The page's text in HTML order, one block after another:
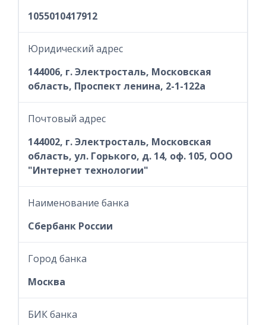
1055010417912
Юридический адрес
144006, г. Электросталь, Московская
область, Проспект ленина, 2-1-122а
Почтовый адрес
144002, г. Электросталь, Московская
область, ул. Горького, д. 14, оф. 105, ООО
"Интернет технологии"
Наименование банка
Сбербанк России
Город банка
Москва
БИК банка